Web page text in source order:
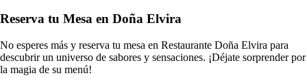
Reserva tu Mesa en Doña Elvira
No esperes más y reserva tu mesa en Restaurante Doña Elvira para
descubrir un universo de sabores y sensaciones. ¡Déjate sorprender por
la magia de su menú!